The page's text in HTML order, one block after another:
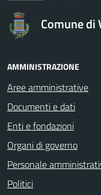
Comune di
AMMINISTRAZIONE
Aree amministrative
Documenti e dati
Enti e fondazioni
Organi di governo
Personale
Politici